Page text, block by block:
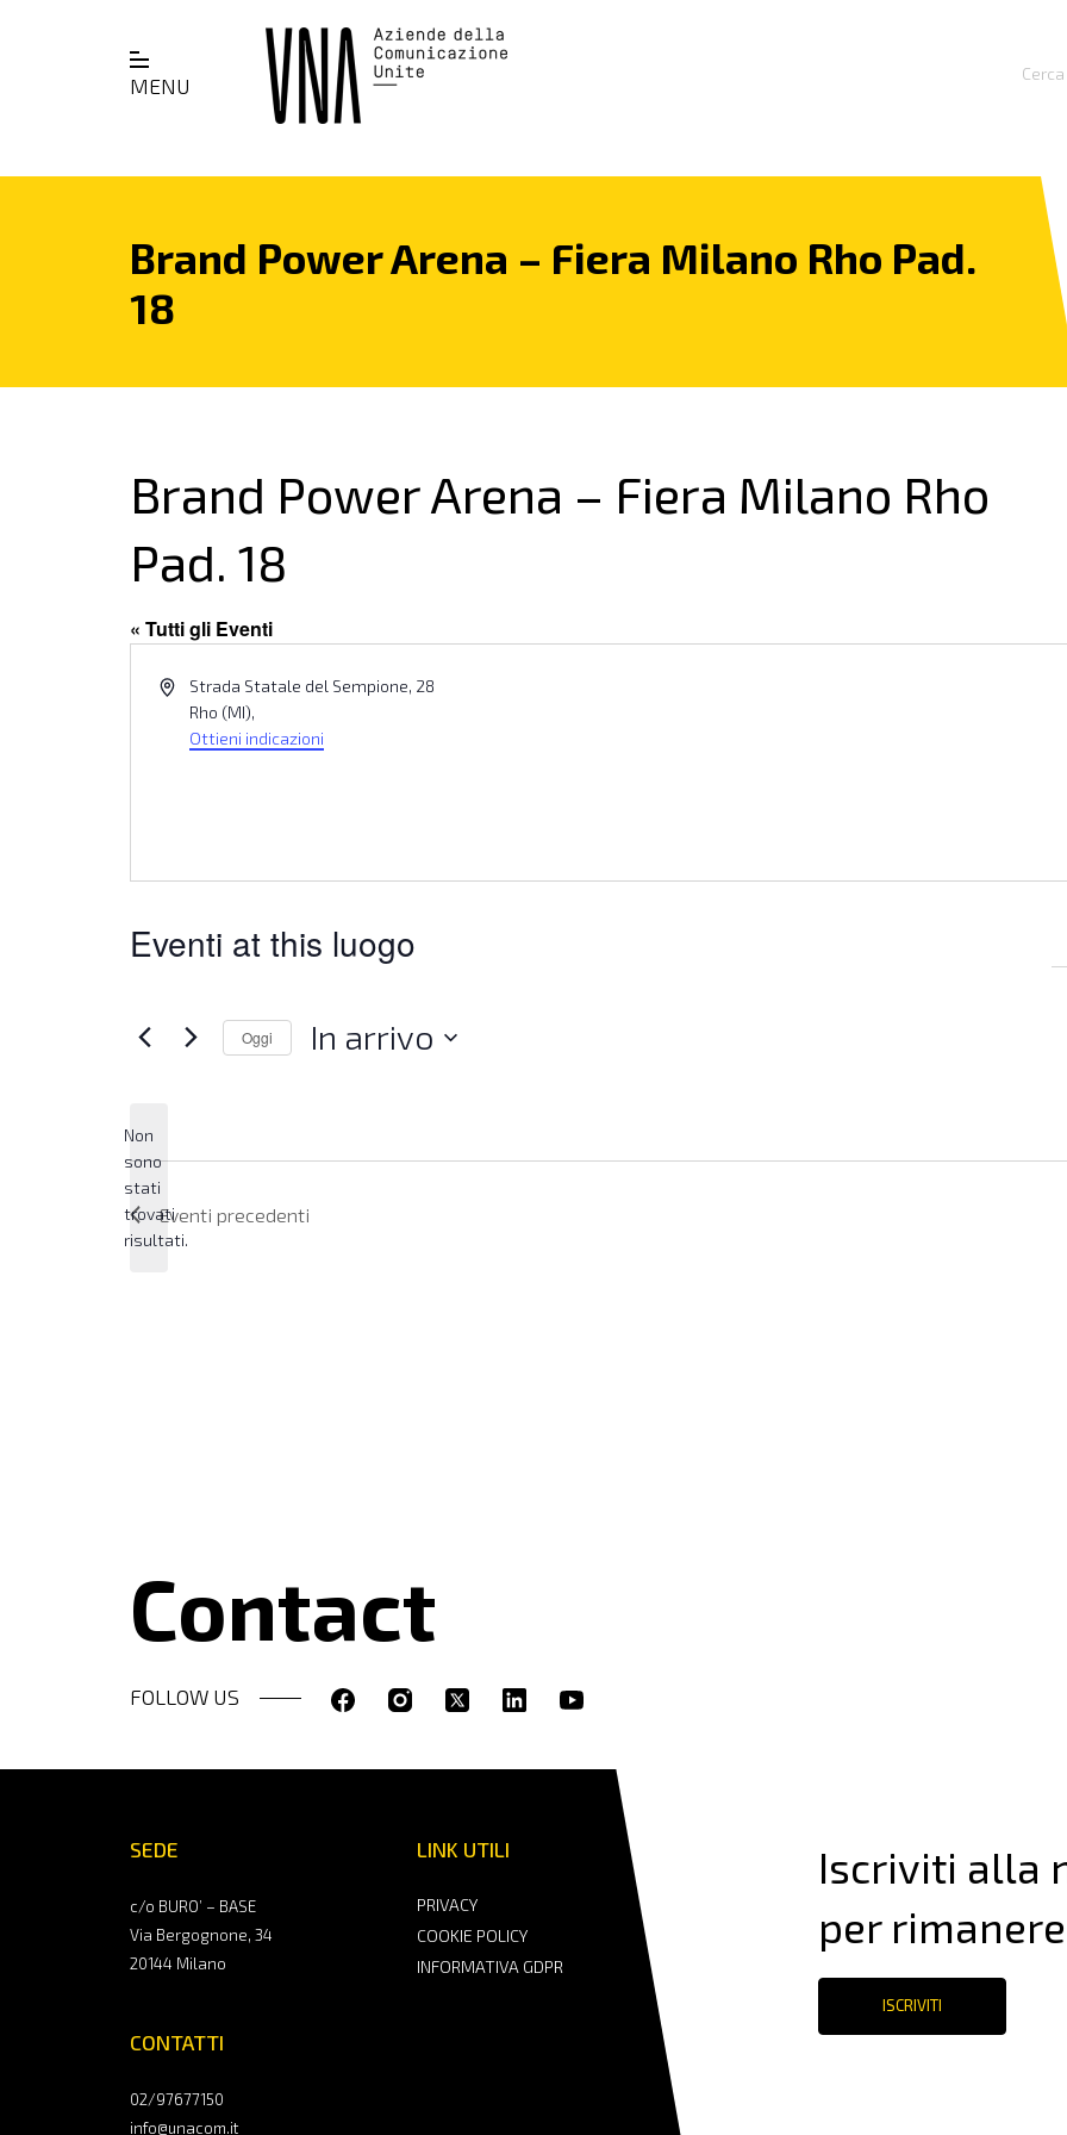
MENU
Brand Power Arena – Fiera Milano Rho Pad.
18
Brand Power Arena – Fiera Milano Rho
Pad. 18
« Tutti gli Eventi
IndirizzoStrada Statale del Sempione, 28
Rho (MI),
Ottieni indicazioni
Eventi at this luogo
Notice
Non
sono
stati
trovati
risultati.
Oggi In arrivo
Eventi precedenti
Contact
FOLLOW US
SEDE
c/o BURO’ – BASE
Via Bergognone, 34
20144 Milano
CONTATTI
02/97677150
info@unacom.it
LINK UTILI
PRIVACY
COOKIE POLICY
INFORMATIVA GDPR
Iscriviti alla
per
ISCRIVITI